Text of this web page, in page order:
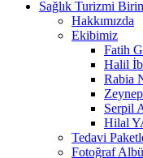
Sağlık Turizmi
Hakkımızda
Ekibimiz
Fatih
Halil
Rabia
Serpil
Hilal
Tedavi
Fotoğraf